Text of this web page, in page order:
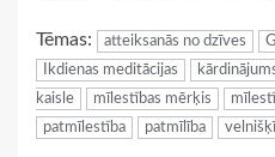
Tēmas: atteiksanās no dzīves
Ikdienas meditācijas
kaisle
mīlestības mērķis
patmīlestība
patmīlība